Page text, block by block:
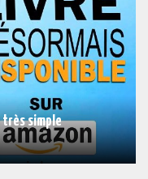
très simple